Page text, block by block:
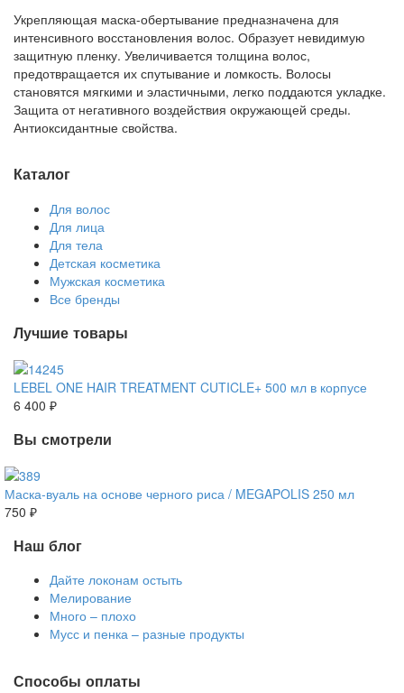
Укрепляющая маска-обертывание предназначена для
интенсивного восстановления волос. Образует невидимую
защитную пленку. Увеличивается толщина волос,
предотвращается их спутывание и ломкость. Волосы
становятся мягкими и эластичными, легко поддаются укладке.
Защита от негативного воздействия окружающей среды.
Антиоксидантные свойства.
Каталог
Для волос
Для лица
Для тела
Детская косметика
Мужская косметика
Все бренды
Лучшие товары
LEBEL ONE HAIR TREATMENT CUTICLE+ 500 мл в корпусе
6 400 ₽
Вы смотрели
Маска-вуаль на основе черного риса / MEGAPOLIS 250 мл
750 ₽
Наш блог
Дайте локонам остыть
Мелирование
Много – плохо
Мусс и пенка – разные продукты
Способы оплаты